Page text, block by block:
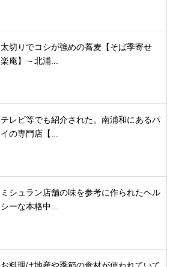
太切りでコシが強めの蕎麦【そば季寄せ
楽庵】～北浦...
テレビ等でも紹介された。南浦和にあるパ
イの専門店【...
ミシュラン店舗の味を参考に作られたヘル
シーな本格中...